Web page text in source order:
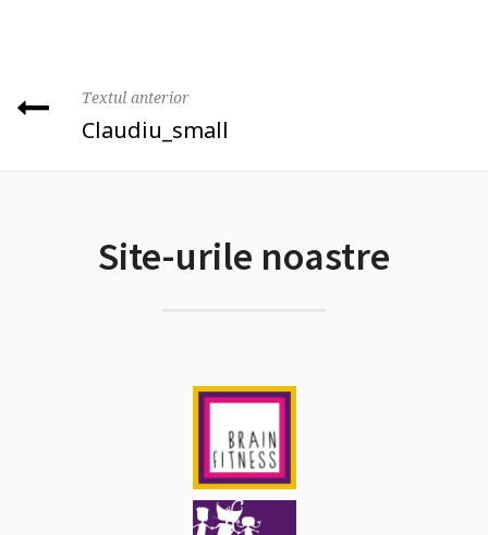
Textul anterior
Claudiu_small
Site-urile noastre